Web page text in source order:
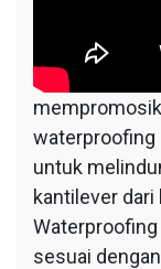
waterproofing
untuk
kantilever dari
sesuai